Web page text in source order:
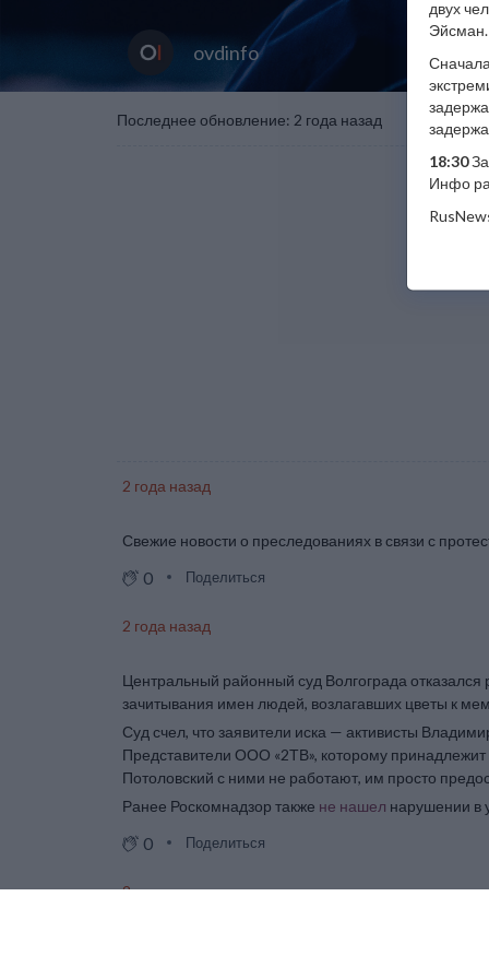
ovdinfo
двух
Эйсман.
18:30
Инфо
Последнее обновление: 2 года назад
2 года назад
Свежие новости о преследованиях в связи с
0 Поделиться
2 года назад
Центральный районный суд Волгограда отказался
зачитывания имен людей, возлагавших цветы к
Суд счел, что заявители иска — активисты
Представители ООО «2ТВ», которому
Потоловский с ними не работают, им просто
Ранее Роскомнадзор также не нашел нарушении в
0 Поделиться
2 года назад